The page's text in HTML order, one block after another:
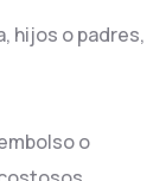
hijos o padres,
o